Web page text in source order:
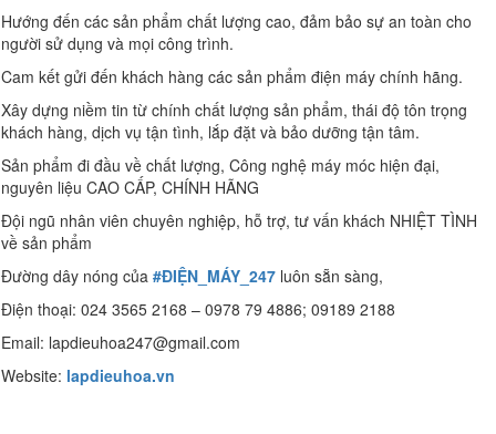
Hướng đến các sản phẩm chất lượng cao, đảm bảo sự an toàn cho
người sử dụng và mọi công trình.
Cam kết gửi đến khách hàng các sản phẩm điện máy chính hãng.
Xây dựng niềm tin từ chính chất lượng sản phẩm, thái độ tôn trọng
khách hàng, dịch vụ tận tình, lắp đặt và bảo dưỡng tận tâm.
Sản phẩm đi đầu về chất lượng, Công nghệ máy móc hiện đại,
nguyên liệu CAO CẤP, CHÍNH HÃNG
Đội ngũ nhân viên chuyên nghiệp, hỗ trợ, tư vấn khách NHIỆT TÌNH
về sản phẩm
Đường dây nóng của #ĐIỆN_MÁY_247 luôn sẵn sàng,
Điện thoại: 024 3565 2168 – 0978 79 4886; 09189 2188
Email: lapdieuhoa247@gmail.com
Website: lapdieuhoa.vn